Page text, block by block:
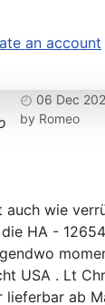
an account
06 Dec
by Romeo
auch wie
HA -
USA . Lt
lieferbar ab